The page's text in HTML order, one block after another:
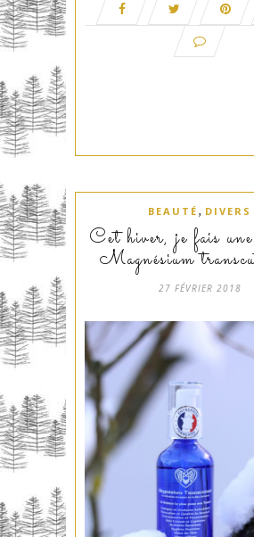
BEAUTÉ , DIVERS
Cet hiver, je fais
Magnésium
27 FÉVRIER 2018